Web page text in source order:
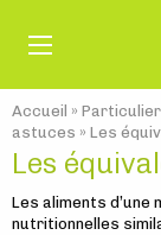
Accueil »
astuces » Les
Les
Les aliments
nutritionnelles